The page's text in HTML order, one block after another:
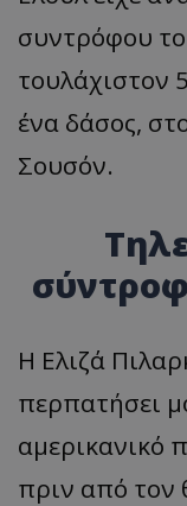
συντρόφου
τουλάχιστον
ένα δάσος,
Σουσόν.
Η Ελιζά
περπατήσει
αμερικανικό
πριν από τον